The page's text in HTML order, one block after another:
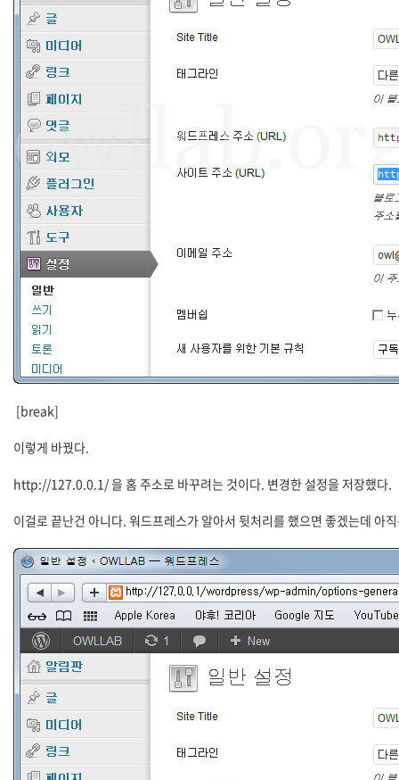
[break]
이렇게 바꿨다.
http://127.0.0.1/ 을 홈 주소로 바꾸려는 것이다. 변경한 설정을 저장했다.
이걸로 끝난건 아니다. 워드프레스가 알아서 뒷처리를 했으면 좋겠는데 아